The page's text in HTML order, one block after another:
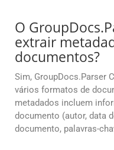
O
extrair
documentos?
Sim, GroupDocs.Parser
vários formatos de
metadados incluem
documento (autor, data
documento, palavras-